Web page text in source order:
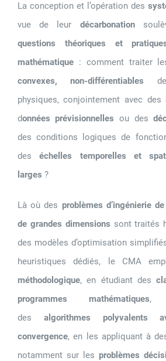
La conception et l’opération des
vue de leur décarbonation
questions théoriques et
mathématique: comment traiter
convexes, non-différentiables de
physiques, conjointement avec des
données prévisionnelles ou des
des conditions logiques de
deséchelles temporelles et
larges ?
Là où des problèmes d’ingénierie
de grandes dimensions sont traités
des modèles d’optimisation
heuristiques dédiés, le CMA
méthodologique, en étudiant des
programmes mathématiques,
des algorithmes polyvalents
convergence, en les appliquant à
notamment sur les problèmes